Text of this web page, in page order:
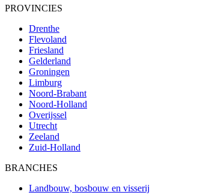
PROVINCIES
Drenthe
Flevoland
Friesland
Gelderland
Groningen
Limburg
Noord-Brabant
Noord-Holland
Overijssel
Utrecht
Zeeland
Zuid-Holland
BRANCHES
Landbouw, bosbouw en visserij